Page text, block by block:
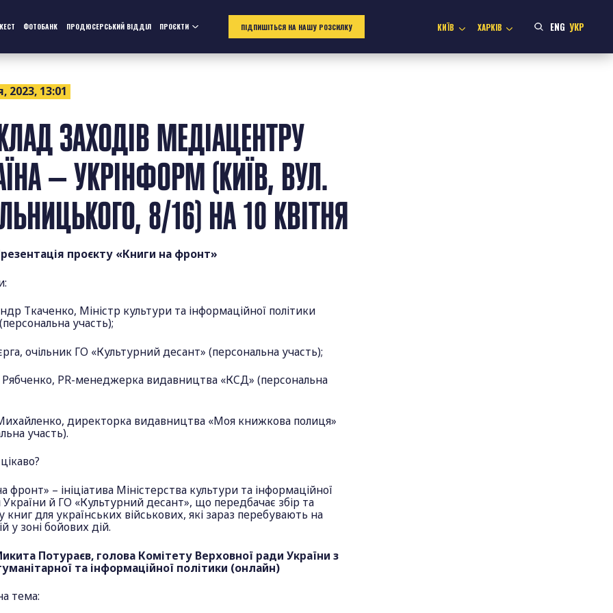
ФОТОБАНК ПРОДЮСЕРСЬКИЙ ВІДДІЛ ПРОЄКТИ ПІДПИШІТЬСЯ НА НАШУ РОЗСИЛКУ КИЇВ ХАРКІВ ENG УКР
2023, 13:01
ЗАХОДІВ МЕДІАЦЕНТРУ
— УКРІНФОРМ (КИЇВ, ВУЛ.
8/16) НА 10 КВІТНЯ
проєкту «Книги на фронт»
Ткаченко, Міністр культури та інформаційної політики
участь);
очільник ГО «Культурний десант» (персональна участь);
Рябченко, PR-менеджерка видавництва «КСД» (персональна
директорка видавництва «Моя книжкова полиця»
участь).
фронт» – ініціатива Міністерства культури та інформаційної
України й ГО «Культурний десант», що передбачає збір та
книг для українських військових, які зараз перебувають на
у зоні бойових дій.
Потураєв, голова Комітету Верховної ради України з
та інформаційної політики (онлайн)
тема: